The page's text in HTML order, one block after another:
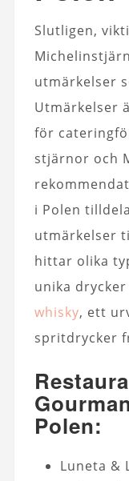
Slutligen,
utmärkelser
Utmärkelser
för
stjärnor och
i Polen
utmärkelser
hittar olika
unika
whisky, ett
spritdrycker
Polen:
Luneta &